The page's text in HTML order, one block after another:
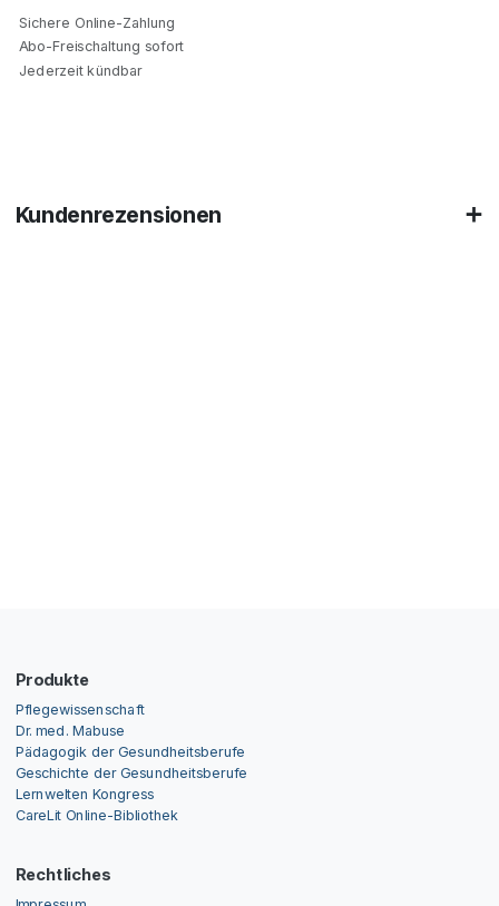
Sichere Online-Zahlung
Abo-Freischaltung sofort
Jederzeit kündbar
Kundenrezensionen
Produkte
Pflegewissenschaft
Dr. med. Mabuse
Pädagogik der Gesundheitsberufe
Geschichte der Gesundheitsberufe
Lernwelten Kongress
CareLit Online-Bibliothek
Rechtliches